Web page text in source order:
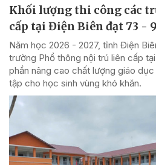
Khối lượng thi công các
cấp tại Điện Biên đạt 73 -
Năm học 2026 - 2027, tỉnh Điện
trường Phổ thông nội trú liên cấp
phần nâng cao chất lượng giáo
tập cho học sinh vùng khó khăn.